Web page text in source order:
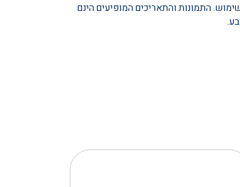
התמונות והתאריכים המופיעים הינם